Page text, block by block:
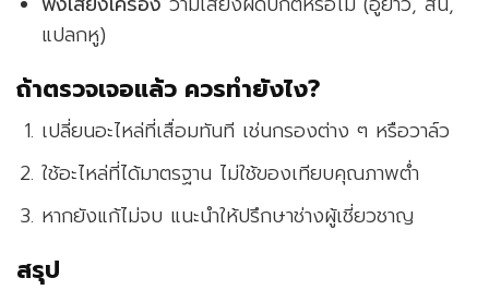
แปลกหู)
ถ้าตรวจเจอแล้ว ควรทำยังไง?
เปลี่ยนอะไหล่ที่เสื่อมทันที เช่นกรองต่าง ๆ หรือวาล์ว
ใช้อะไหล่ที่ได้มาตรฐาน ไม่ใช้ของเทียบคุณภาพต่ำ
หากยังแก้ไม่จบ แนะนำให้ปรึกษาช่างผู้เชี่ยวชาญ
สรุป